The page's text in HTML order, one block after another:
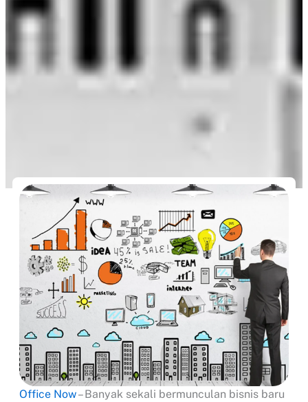
Office Now– Banyak sekali bermunculan bisnis baru